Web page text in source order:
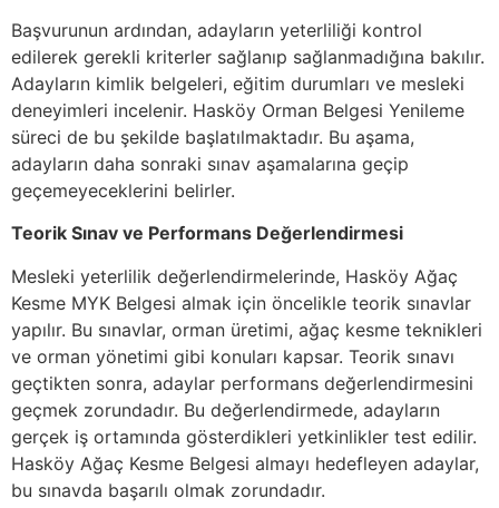
Başvurunun ardından, adayların yeterliliği kontrol
edilerek gerekli kriterler sağlanıp sağlanmadığına bakılır.
Adayların kimlik belgeleri, eğitim durumları ve mesleki
deneyimleri incelenir. Hasköy Orman Belgesi Yenileme
süreci de bu şekilde başlatılmaktadır. Bu aşama,
adayların daha sonraki sınav aşamalarına geçip
geçemeyeceklerini belirler.
Teorik Sınav ve Performans Değerlendirmesi
Mesleki yeterlilik değerlendirmelerinde, Hasköy Ağaç
Kesme MYK Belgesi almak için öncelikle teorik sınavlar
yapılır. Bu sınavlar, orman üretimi, ağaç kesme teknikleri
ve orman yönetimi gibi konuları kapsar. Teorik sınavı
geçtikten sonra, adaylar performans değerlendirmesini
geçmek zorundadır. Bu değerlendirmede, adayların
gerçek iş ortamında gösterdikleri yetkinlikler test edilir.
Hasköy Ağaç Kesme Belgesi almayı hedefleyen adaylar,
bu sınavda başarılı olmak zorundadır.